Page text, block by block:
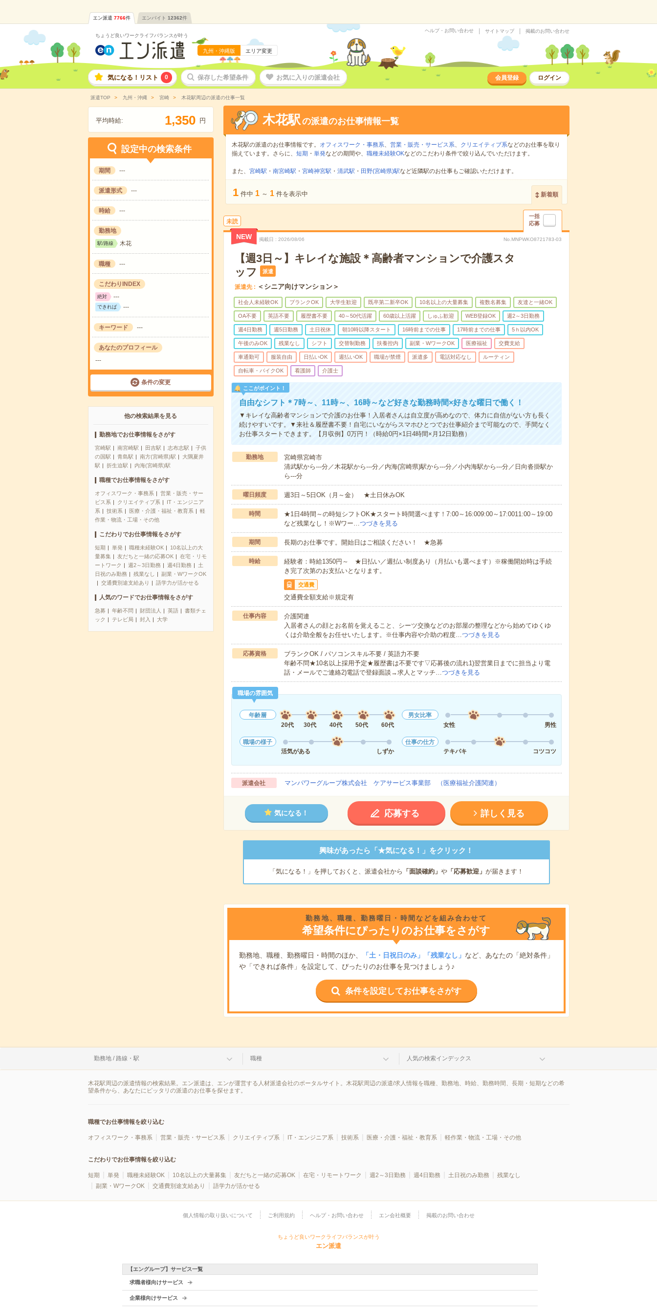
エン派遣 7766件 エンバイト 12362件
ちょうど良いワークライフバランスが叶う
九州・沖縄版 エリア変更
ヘルプ・お問い合わせ サイトマップ 掲載のお問い合わせ
気になる！リスト 0 保存した希望条件 お気に入りの派遣会社 会員登録 ログイン
派遣TOP 九州・沖縄 宮崎 木花駅周辺の派遣の仕事一覧
平均時給: 1,350 円
設定中の検索条件
期間 ---
派遣形式 ---
時給 ---
勤務地
駅/路線 木花
職種 ---
こだわりINDEX
絶対 ---
できれば ---
キーワード ---
あなたのプロフィール
---
条件の変更
他の検索結果を見る
勤務地でお仕事情報をさがす
宮崎駅 南宮崎駅 田吉駅 志布志駅
子供
の国駅
青島駅 南方(宮崎県)駅
大隅夏井
駅
折生迫駅 内海(宮崎県)駅
職種でお仕事情報をさがす
オフィスワーク・事務系
営業・販売・サー
ビス系
クリエイティブ系
IT・エンジニア
系
技術系 医療・介護・福祉・教育系
軽
作業・物流・工場・その他
こだわりでお仕事情報をさがす
短期 単発 職種未経験OK
10名以上の大
量募集
友だちと一緒の応募OK
在宅・リモ
ートワーク
週2～3日勤務 週4日勤務
土
日祝のみ勤務
残業なし
副業・WワークOK
交通費別途支給あり
語学力が活かせる
人気のワードでお仕事情報をさがす
急募 年齢不問 財団法人 英語
書類チェ
ック
テレビ局 封入 大学
木花駅の派遣のお仕事情報一覧
木花駅の派遣のお仕事情報です。 オフィスワーク・事務系、 営業・販売・サービス系、 クリエイティブ系などのお仕事を取り
揃えています。さらに、 短期 ・ 単発などの期間や、 職種未経験OKなどのこだわり条件で絞り込んでいただけます。
また、 宮崎駅 ・ 南宮崎駅 ・ 宮崎神宮駅 ・ 清武駅 ・ 田野(宮崎県)駅など近隣駅のお仕事もご確認いただけます。
1 件中 1 ～ 1 件を表示中 新着順
未読
一括
応募
NEW 掲載日 2026/08/06 No.MNPWKO8721783-03
【週3日～】キレイな施設＊高齢者マンションで介護スタ
ッフ
派遣
派遣先 ＜シニア向けマンション＞
社会人未経験OK ブランクOK 大学生歓迎 既卒第二新卒OK 10名以上の大量募集 複数名募集 友達と一緒OK
OA不要 英語不要 履歴書不要 40～50代活躍 60歳以上活躍 しゅふ歓迎 WEB登録OK 週2～3日勤務
週4日勤務 週5日勤務 土日祝休 朝10時以降スタート 16時前までの仕事 17時前までの仕事 5ｈ以内OK
午後のみOK 残業なし シフト 交替制勤務 扶養控内 副業・WワークOK 医療福祉 交費支給
車通勤可 服装自由 日払いOK 週払いOK 職場が禁煙 派遣多 電話対応なし ルーティン
自転車・バイクOK 看護師 介護士
ここがポイント！
自由なシフト＊7時～、11時～、16時～など好きな勤務時間×好きな曜日で働く！
▼キレイな高齢者マンションで介護のお仕事！入居者さんは自立度が高めなので、体力に自信がない方も長く
続けやすいです。▼来社＆履歴書不要！自宅にいながらスマホひとつでお仕事紹介まで可能なので、手間なく
お仕事スタートできます。【月収例】0万円！（時給0円×1日4時間×月12日勤務）
勤務地
宮崎県宮崎市
清武駅から---分／木花駅から---分／内海(宮崎県)駅から---分／小内海駅から---分／日向沓掛駅か
ら---分
曜日頻度 週3日～5日OK（月～金） ★土日休みOK
時間
★1日4時間～の時短シフトOK★スタート時間選べます！7:00～16:009:00～17:0011:00～19:00
など残業なし！※Wワー…つづきを見る
期間 長期のお仕事です。開始日はご相談ください！ ★急募
時給
経験者：時給1350円～ ★日払い／週払い制度あり（月払いも選べます）※稼働開始時は手続
き完了次第のお支払いとなります。
交通費
交通費全額支給※規定有
仕事内容
介護関連
入居者さんの顔とお名前を覚えること、シーツ交換などのお部屋の整理などから始めてゆくゆ
くは介助全般をお任せいたします。※仕事内容や介助の程度…つづきを見る
応募資格
ブランクOK / パソコンスキル不要 / 英語力不要
年齢不問★10名以上採用予定★履歴書は不要です▽応募後の流れ1)翌営業日までに担当より電
話・メールでご連絡2)電話で登録面談→求人とマッチ…つづきを見る
職場の雰囲気
年齢層
20代
30代 40代 50代 60代
男女比率
女性
男性
職場の様子
活気がある
しずか
仕事の仕方
テキパキ
コツコツ
派遣会社 マンパワーグループ株式会社 ケアサービス事業部 （医療福祉介護関連）
気になる！ 応募する 詳しく見る
興味があったら「★気になる！」をクリック！
「気になる！」を押しておくと、派遣会社から 「面談確約」 や「応募歓迎」 が届きます！
勤務地、職種、勤務曜日・時間などを組み合わせて
希望条件にぴったりのお仕事をさがす
勤務地、職種、勤務曜日・時間のほか、 「土・日祝日のみ」「残業なし」 など、あなたの「絶対条件」
や「できれば条件」を設定して、ぴったりのお仕事を見つけましょう♪
条件を設定してお仕事をさがす
勤務地 / 路線・駅 職種 人気の検索インデックス
木花駅周辺の派遣情報の検索結果。エン派遣は、エンが運営する人材派遣会社のポータルサイト。木花駅周辺の派遣/求人情報を職種、勤務地、時給、勤務時間、長期・短期などの希
望条件から、あなたにピッタリの派遣のお仕事を探せます。
職種でお仕事情報を絞り込む
オフィスワーク・事務系 営業・販売・サービス系 クリエイティブ系 IT・エンジニア系 技術系 医療・介護・福祉・教育系 軽作業・物流・工場・その他
こだわりでお仕事情報を絞り込む
短期 単発 職種未経験OK 10名以上の大量募集 友だちと一緒の応募OK 在宅・リモートワーク 週2～3日勤務 週4日勤務 土日祝のみ勤務
残業なし
副業・WワークOK
交通費別途支給あり 語学力が活かせる
個人情報の取り扱いについて ご利用規約 ヘルプ・お問い合わせ エン会社概要 掲載のお問い合わせ
ちょうど良いワークライフバランスが叶う
エン派遣
【エングループ】サービス一覧
求職者様向けサービス
企業様向けサービス